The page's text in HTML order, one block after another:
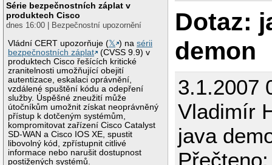
Série bezpečnostních záplat v
produktech Cisco
dnes 16:00 | Bezpečnostní upozornění
Vládní CERT upozorňuje (𝕏 ) nasérii
bezpečnostních záplat
(CVSS 9.9) v
produktech Cisco řešících kritické
zranitelnosti umožňující obejití
autentizace, eskalaci oprávnění,
vzdálené spuštění kódu a odepření
služby. Úspěšné zneužití může
útočníkům umožnit získat neoprávněný
přístup k dotčeným systémům,
kompromitovat zařízení Cisco Catalyst
SD-WAN a Cisco IOS XE, spustit
libovolný kód, zpřístupnit citlivé
informace nebo narušit dostupnost
postižených systémů.
Dotaz:
demon
3.1.2007
Vladimír
java